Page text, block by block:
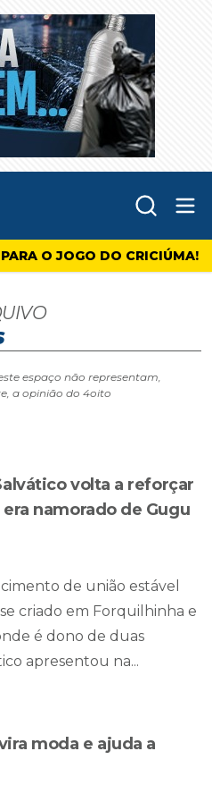
O JOGO DO CRICIÚMA!
espaço não representam,
a opinião do 4oito
volta a reforçar
namorado de Gugu
de união estável
criado em Forquilhinha e
é dono de duas
apresentou na...
moda e ajuda a